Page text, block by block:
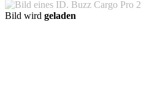
Bild wird geladen